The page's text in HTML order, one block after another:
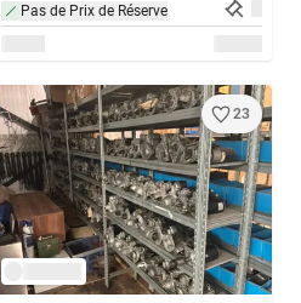
Pas de Prix de Réserve
23